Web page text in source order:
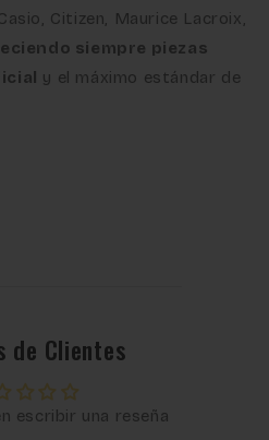
Citizen, Maurice Lacroix,
siempre piezas
y el máximo estándar de
de Clientes
escribir una reseña